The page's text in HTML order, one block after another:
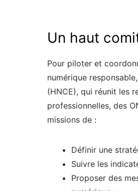
Un haut
Pour piloter et
numérique
(HNCE), qui réunit les
professionnelles, des
missions de :
Définir une
Suivre les
Proposer des